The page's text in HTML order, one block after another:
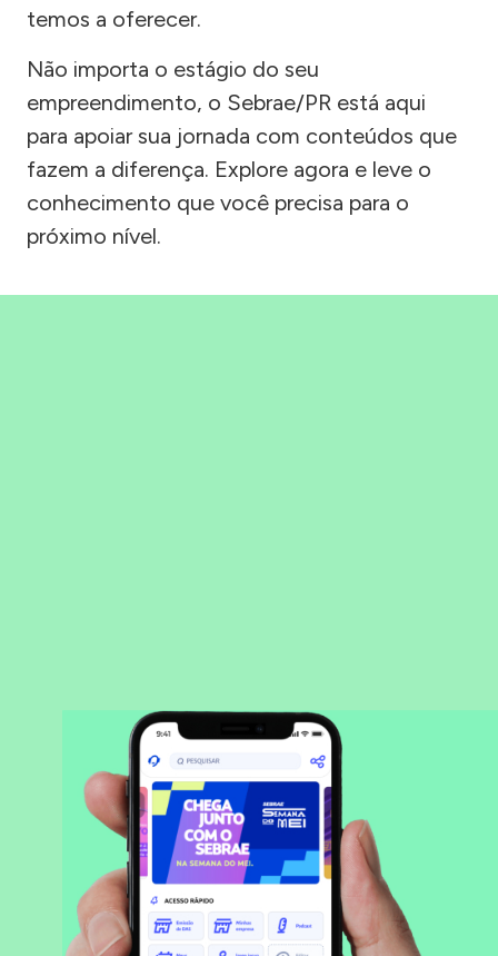
temos a oferecer.
Não importa o estágio do seu
empreendimento, o Sebrae/PR está aqui
para apoiar sua jornada com conteúdos que
fazem a diferença. Explore agora e leve o
conhecimento que você precisa para o
próximo nível.